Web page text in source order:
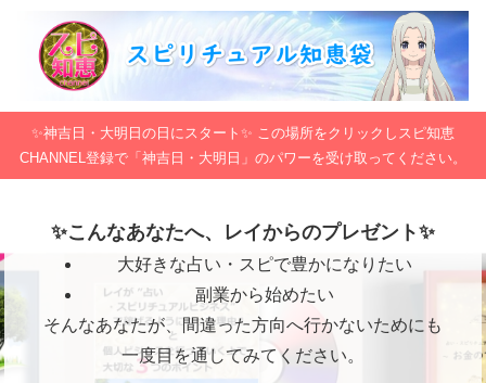
✨神吉日・大明日の日にスタート✨ この場所をクリックしスピ知恵
CHANNEL登録で「神吉日・大明日」のパワーを受け取ってください。
✨こんなあなたへ、レイからのプレゼント✨
大好きな占い・スピで豊かになりたい
副業から始めたい
そんなあなたが、間違った方向へ行かないためにも
一度目を通してみてください。